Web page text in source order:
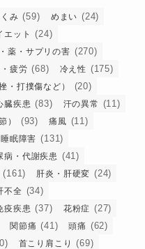
み (59) めまい (24)
エット (24)
薬・サプリの害 (270)
疲労 (68) 冷え性 (175)
・打撲傷など） (20)
臓疾患 (83) 汗の異常 (11)
） (93) 痛風 (11)
睡眠障害 (131)
病・代謝疾患 (41)
(161) 肝炎・肝硬変 (24)
不全 (34)
疫疾患 (37) 花粉症 (27)
関節痛 (41) 頭痛 (62)
首こり肩こり (69)